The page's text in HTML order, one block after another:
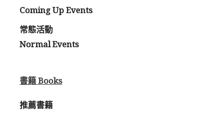
Coming Up Events
常態活動
Normal Events
書籍 Books
推薦書籍